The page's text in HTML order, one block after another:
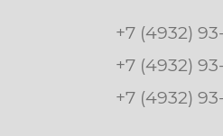
+7 (4932)
+7 (4932)
+7 (4932)